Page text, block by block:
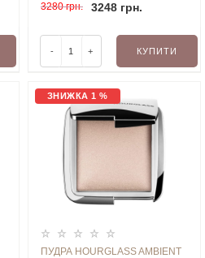
3280 грн.
3248 грн.
- + КУПИТИ
ЗНИЖКА 1 %
ПУДРА HOURGLASS AMBIENT